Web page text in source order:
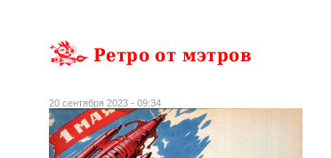
Ретро от мэтров
20 сентября 2023 - 09:34